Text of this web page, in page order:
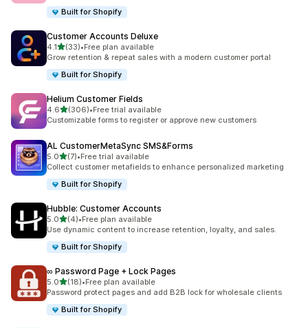
Built for Shopify
Customer Accounts Deluxe
4.1별 5개 중
(33)
총 리뷰 33개
•Free plan available
Grow retention & repeat sales with a modern customer portal
Built for Shopify
Helium Customer Fields
4.6별 5개 중
(306)
총 리뷰 306개
•Free trial available
Customizable forms to register or approve new customers
AL CustomerMetaSync SMS&Forms
5.0별 5개 중
(7)
총 리뷰 7개
•Free trial available
Collect customer metafields to enhance personalized marketing
Built for Shopify
Hubble: Customer Accounts
5.0별 5개 중
(4)
총 리뷰 4개
•Free plan available
Use dynamic content to increase retention, loyalty, and sales.
Built for Shopify
∞ Password Page + Lock Pages
5.0별 5개 중
(18)
총 리뷰 18개
•Free plan available
Password protect pages and add B2B lock for wholesale clients
Built for Shopify